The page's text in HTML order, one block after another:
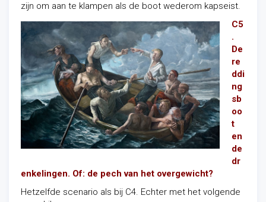
zijn om aan te klampen als de boot wederom kapseist.
C5
.
De
re
ddi
ng
sb
oo
t
en
de
dr
enkelingen. Of: de pech van het overgewicht?
Hetzelfde scenario als bij C4. Echter met het volgende